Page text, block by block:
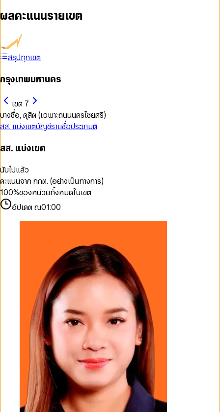
ผลคะแนนรายเขต
สรุปทุกเขต
กรุงเทพมหานคร
เขต 7
บางซื่อ, ดุสิต (เฉพาะถนนนครไชยศรี)
สส. แบ่งเขตบัญชีรายชื่อประชามติ
สส. แบ่งเขต
นับไปแล้ว
คะแนนจาก กกต. (อย่างเป็นทางการ)
100%ของหน่วยทั้งหมดในเขต
อัปเดต ณ01:00